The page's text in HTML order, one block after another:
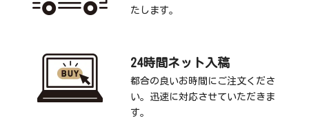
たします。
24時間ネット入稿
都合の良いお時間にご注文くださ
い。迅速に対応させていただきま
す。